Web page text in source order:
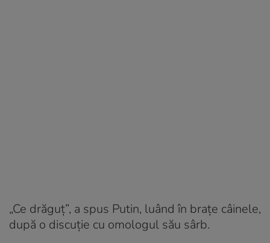
„Ce drăguț”, a spus Putin, luând în brațe câinele,
după o discuție cu omologul său sârb.